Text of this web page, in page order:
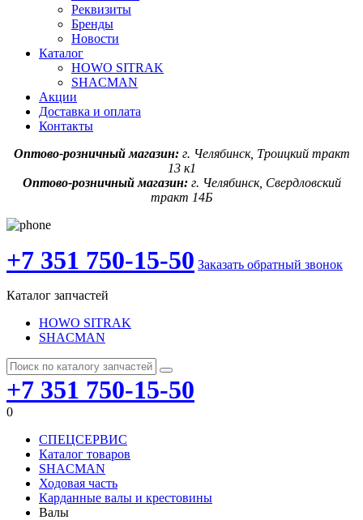
Реквизиты
Бренды
Новости
Каталог
HOWO SITRAK
SHACMAN
Акции
Доставка и оплата
Контакты
Оптово-розничный магазин: г. Челябинск, Троицкий тракт
13 к1
Оптово-розничный магазин:г. Челябинск, Свердловский
тракт 14Б
+7 351 750-15-50 Заказать обратный звонок
Каталог запчастей
HOWO SITRAK
SHACMAN
+7 351 750-15-50
0
СПЕЦСЕРВИС
Каталог товаров
SHACMAN
Ходовая часть
Карданные валы и крестовины
Валы